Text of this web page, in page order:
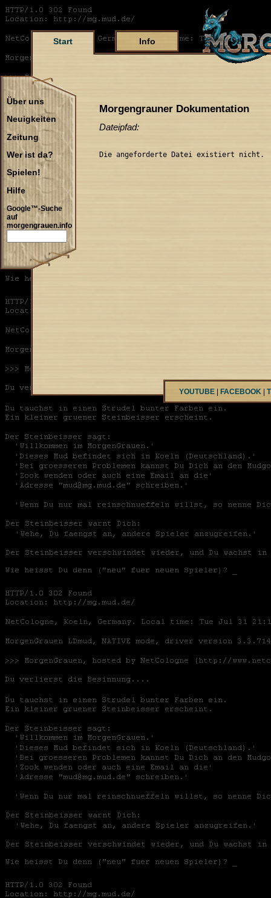
Start Info
Über uns
Neuigkeiten
Zeitung
Wer ist da?
Spielen!
Hilfe
Google™-Suche
auf
morgengrauen.info
Morgengrauner Dokumentation
Dateipfad:
Die angeforderte Datei existiert nicht.
YOUTUBE FACEBOOK